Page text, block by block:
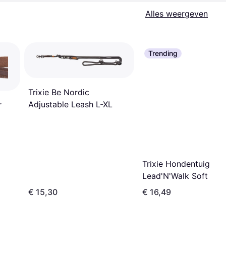
Alles weergeven
Trixie Be Nordic
Adjustable Leash L-XL
€ 15,30
Trending
Trixie Hondentuig
Lead'N'Walk Soft Tuig
Zwart M-L 55-90 cm
€ 16,49